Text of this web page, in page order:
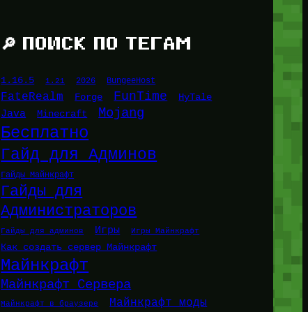
🔎 ПОИСК ПО ТЕГАМ
1.16.5 1.21 2026 BungeeHost
FateRealm Forge FunTime HyTale
Java Minecraft Mojang
Бесплатно
Гайд для Админов
Гайды Майнкрафт
Гайды для
Администраторов
Гайды для админов Игры Игры Майнкрафт
Как создать сервер Майнкрафт
Майнкрафт
Майнкрафт Сервера
Майнкрафт в браузере Майнкрафт моды